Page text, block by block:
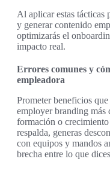
Al aplicar estas tácticas
y generar contenido
optimizarás el
impacto real.
Errores comunes y
empleadora
Prometer beneficios
employer branding
formación o
respalda, generas
con equipos y mandos
brecha entre lo que